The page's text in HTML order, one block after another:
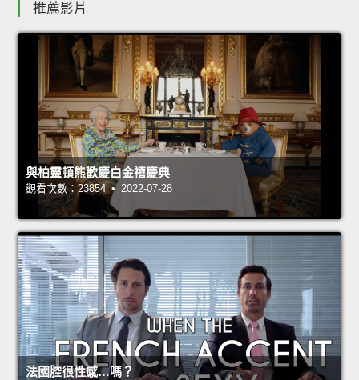
推薦影片
與柏靈頓熊歡慶白金禧慶典
觀看次數：23854 • 2022-07-28
法國腔很性感…嗎？